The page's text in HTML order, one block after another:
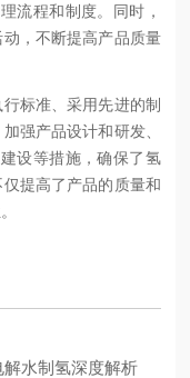
流程和制度。同时，
，不断提高产品质量
标准、采用先进的制
强产品设计和研发、
设等措施，确保了氢
提高了产品的质量和
水制氢深度解析